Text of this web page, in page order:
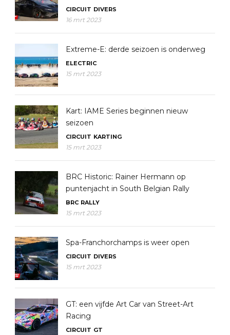
CIRCUIT DIVERS
16 mrt 2023
Extreme-E: derde seizoen is onderweg
ELECTRIC
15 mrt 2023
Kart: IAME Series beginnen nieuw
seizoen
CIRCUIT KARTING
15 mrt 2023
BRC Historic: Rainer Hermann op
puntenjacht in South Belgian Rally
BRC RALLY
15 mrt 2023
Spa-Franchorchamps is weer open
CIRCUIT DIVERS
15 mrt 2023
GT: een vijfde Art Car van Street-Art
Racing
CIRCUIT GT